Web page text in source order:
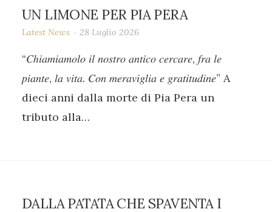
UN LIMONE PER PIA PERA
Latest News 28 Luglio 2026
“𝐶ℎ𝑖𝑎𝑚𝑖𝑎𝑚𝑜𝑙𝑜 𝑖𝑙 𝑛𝑜𝑠𝑡𝑟𝑜 𝑎𝑛𝑡𝑖𝑐𝑜 𝑐𝑒𝑟𝑐𝑎𝑟𝑒, 𝑓𝑟𝑎 𝑙𝑒
𝑝𝑖𝑎𝑛𝑡𝑒, 𝑙𝑎 𝑣𝑖𝑡𝑎. 𝐶𝑜𝑛 𝑚𝑒𝑟𝑎𝑣𝑖𝑔𝑙𝑖𝑎 𝑒 𝑔𝑟𝑎𝑡𝑖𝑡𝑢𝑑𝑖𝑛𝑒” A
dieci anni dalla morte di Pia Pera un
tributo alla…
DALLA PATATA CHE SPAVENTA I